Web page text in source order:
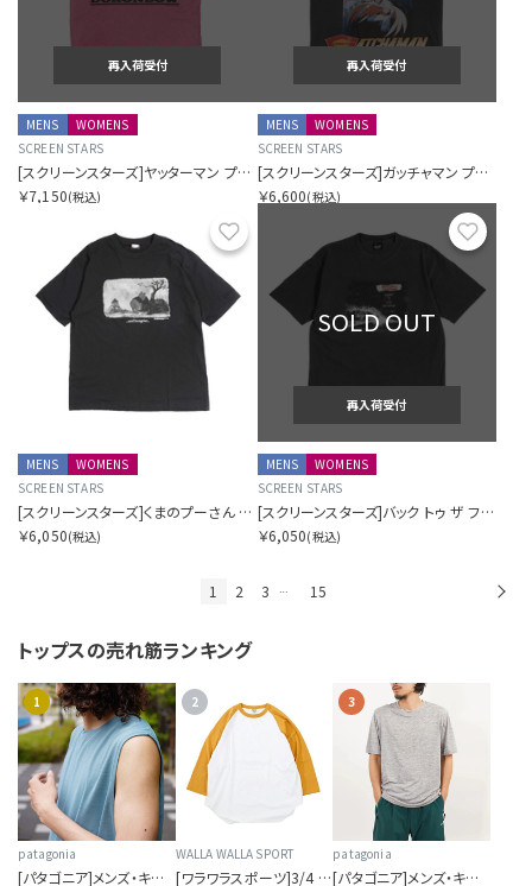
再入荷受付
MENS
WOMENS
SCREEN STARS
[スクリーンスターズ]ヤッターマン プリントT
￥7,150(税込)
再入荷受付
MENS
WOMENS
SCREEN STARS
[スクリーンスターズ]ガッチャマン プリントT
￥6,600(税込)
お気に入り
MENS
WOMENS
SCREEN STARS
[スクリーンスターズ]くまのプーさん プリントT
￥6,050(税込)
SOLD OUT
再入荷受付
MENS
WOMENS
SCREEN STARS
[スクリーンスターズ]バック トゥ ザ フューチャー プリントT
￥6,050(税込)
1 2 3 … 15
トップスの売れ筋ランキング
1
patagonia
[パタゴニア]メンズ・キャプリーン・クール・ウルトラ・タンク
2
WALLA WALLA SPORT
[ワラワラスポーツ]3/4 BASEBALL TEE 2-TONE
3
patagonia
[パタゴニア]メンズ・キャプリーン・クール・デイリー・シャツ